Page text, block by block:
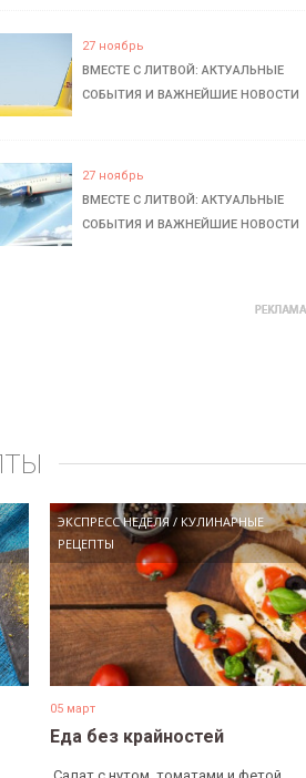
27 ноябрь
ВМЕСТЕ С ЛИТВОЙ: АКТУАЛЬНЫЕ
СОБЫТИЯ И ВАЖНЕЙШИЕ НОВОСТИ
27 ноябрь
ВМЕСТЕ С ЛИТВОЙ: АКТУАЛЬНЫЕ
СОБЫТИЯ И ВАЖНЕЙШИЕ НОВОСТИ
ЭКСПРЕСС НЕДЕЛЯ/ КУЛИНАРНЫЕ
РЕЦЕПТЫ
05 март
Еда без крайностей